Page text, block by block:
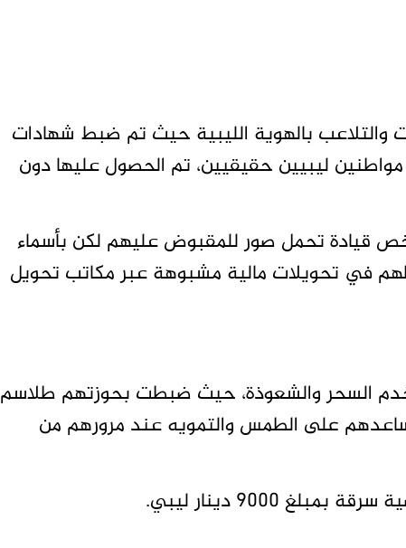
والتلاعب بالهوية الليبية حيث تم ضبط شهادات
ليبيين حقيقيين، تم الحصول عليها دون
قيادة تحمل صور للمقبوض عليهم لكن بأسماء
في تحويلات مالية مشبوهة عبر مكاتب تحويل
السحر والشعوذة، حيث ضبطت بحوزتهم طلاسم
على الطمس والتمويه عند مرورهم من
9000 دينار ليبي.